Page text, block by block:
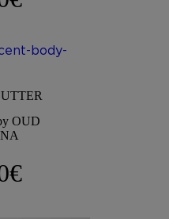
through
through
OUD
€